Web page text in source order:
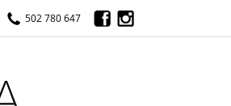
502 780 647